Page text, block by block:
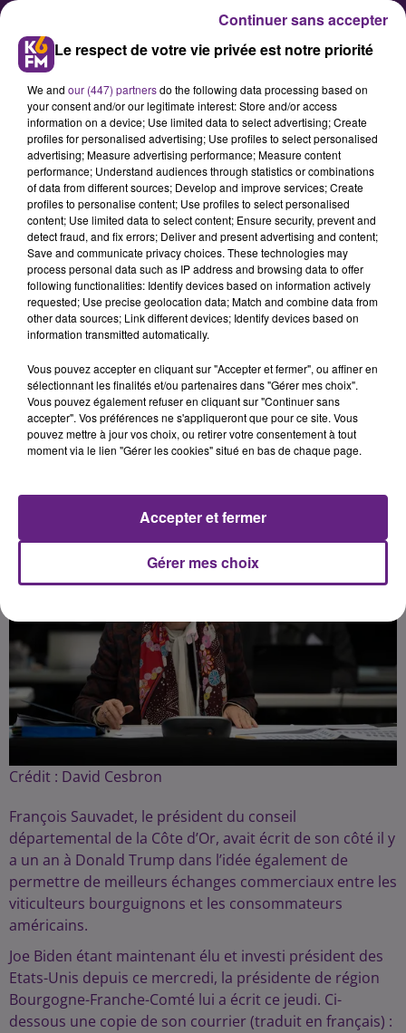
Marie-Guite Dufay a écrit à Joe
Biden
La présidente de région Bourgogne-
Franche-Comté a écrit au nouveau
président des Etats-Unis pour
notamment lui demander une
pénalisent les viticulteurs de la
région.
Publié : 21 janvier 2021 à 17h22 par Fabrice Aubry
Crédit : David Cesbron
François Sauvadet, le président du conseil
départemental de la Côte d’Or, avait écrit de son côté il y
a un an à Donald Trump dans l’idée également de
permettre de meilleurs échanges commerciaux entre les
viticulteurs bourguignons et les consommateurs
américains.
Joe Biden étant maintenant élu et investi président des
Etats-Unis depuis ce mercredi, la présidente de région
Bourgogne-Franche-Comté lui a écrit ce jeudi. Ci-
dessous une copie de son courrier (traduit en français) :
Le respect de votre vie privée est notre priorité
We and our (447) partnersdo the following data processing based on
your consent and/or our legitimate interest: Store and/or access
information on a device; Use limited data to select advertising; Create
profiles for personalised advertising; Use profiles to select personalised
advertising; Measure advertising performance; Measure content
performance; Understand audiences through statistics or combinations
of data from different sources; Develop and improve services; Create
profiles to personalise content; Use profiles to select personalised
content; Use limited data to select content; Ensure security, prevent and
detect fraud, and fix errors; Deliver and present advertising and content;
Save and communicate privacy choices. These technologies may
process personal data such as IP address and browsing data to offer
following functionalities: Identify devices based on information actively
requested; Use precise geolocation data; Match and combine data from
other data sources; Link different devices; Identify devices based on
information transmitted automatically.
Vous pouvez accepter en cliquant sur "Accepter et fermer", ou affiner en
sélectionnant les finalités et/ou partenaires dans "Gérer mes choix".
Vous pouvez également refuser en cliquant sur "Continuer sans
accepter". Vos préférences ne s'appliqueront que pour ce site. Vous
pouvez mettre à jour vos choix, ou retirer votre consentement à tout
moment via le lien "Gérer les cookies" situé en bas de chaque page.
Gérer mes choix
Accepter et fermer
Continuer sans accepter